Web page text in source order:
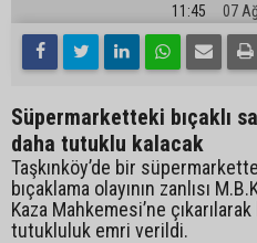
11:45 07
Süpermarketteki bıçaklı
daha tutuklu kalacak
Taşkınköy’de bir
bıçaklama olayının zanlısı
Kaza Mahkemesi’ne
tutukluluk emri verildi.